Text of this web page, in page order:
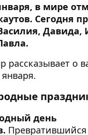
в мире
Сегодня
Давида,
рассказывает о
день
Превратившийся